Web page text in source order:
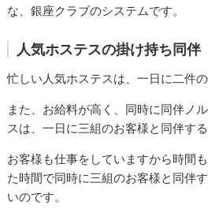
な、銀座クラブのシステムです。
人気ホステスの掛け持ち同伴
忙しい人気ホステスは、一日に二件
また、お給料が高く、同時に同伴ノ
スは、一日に三組のお客様と同伴する
お客様も仕事をしていますから時間
た時間で同時に三組のお客様と同伴
いのです。